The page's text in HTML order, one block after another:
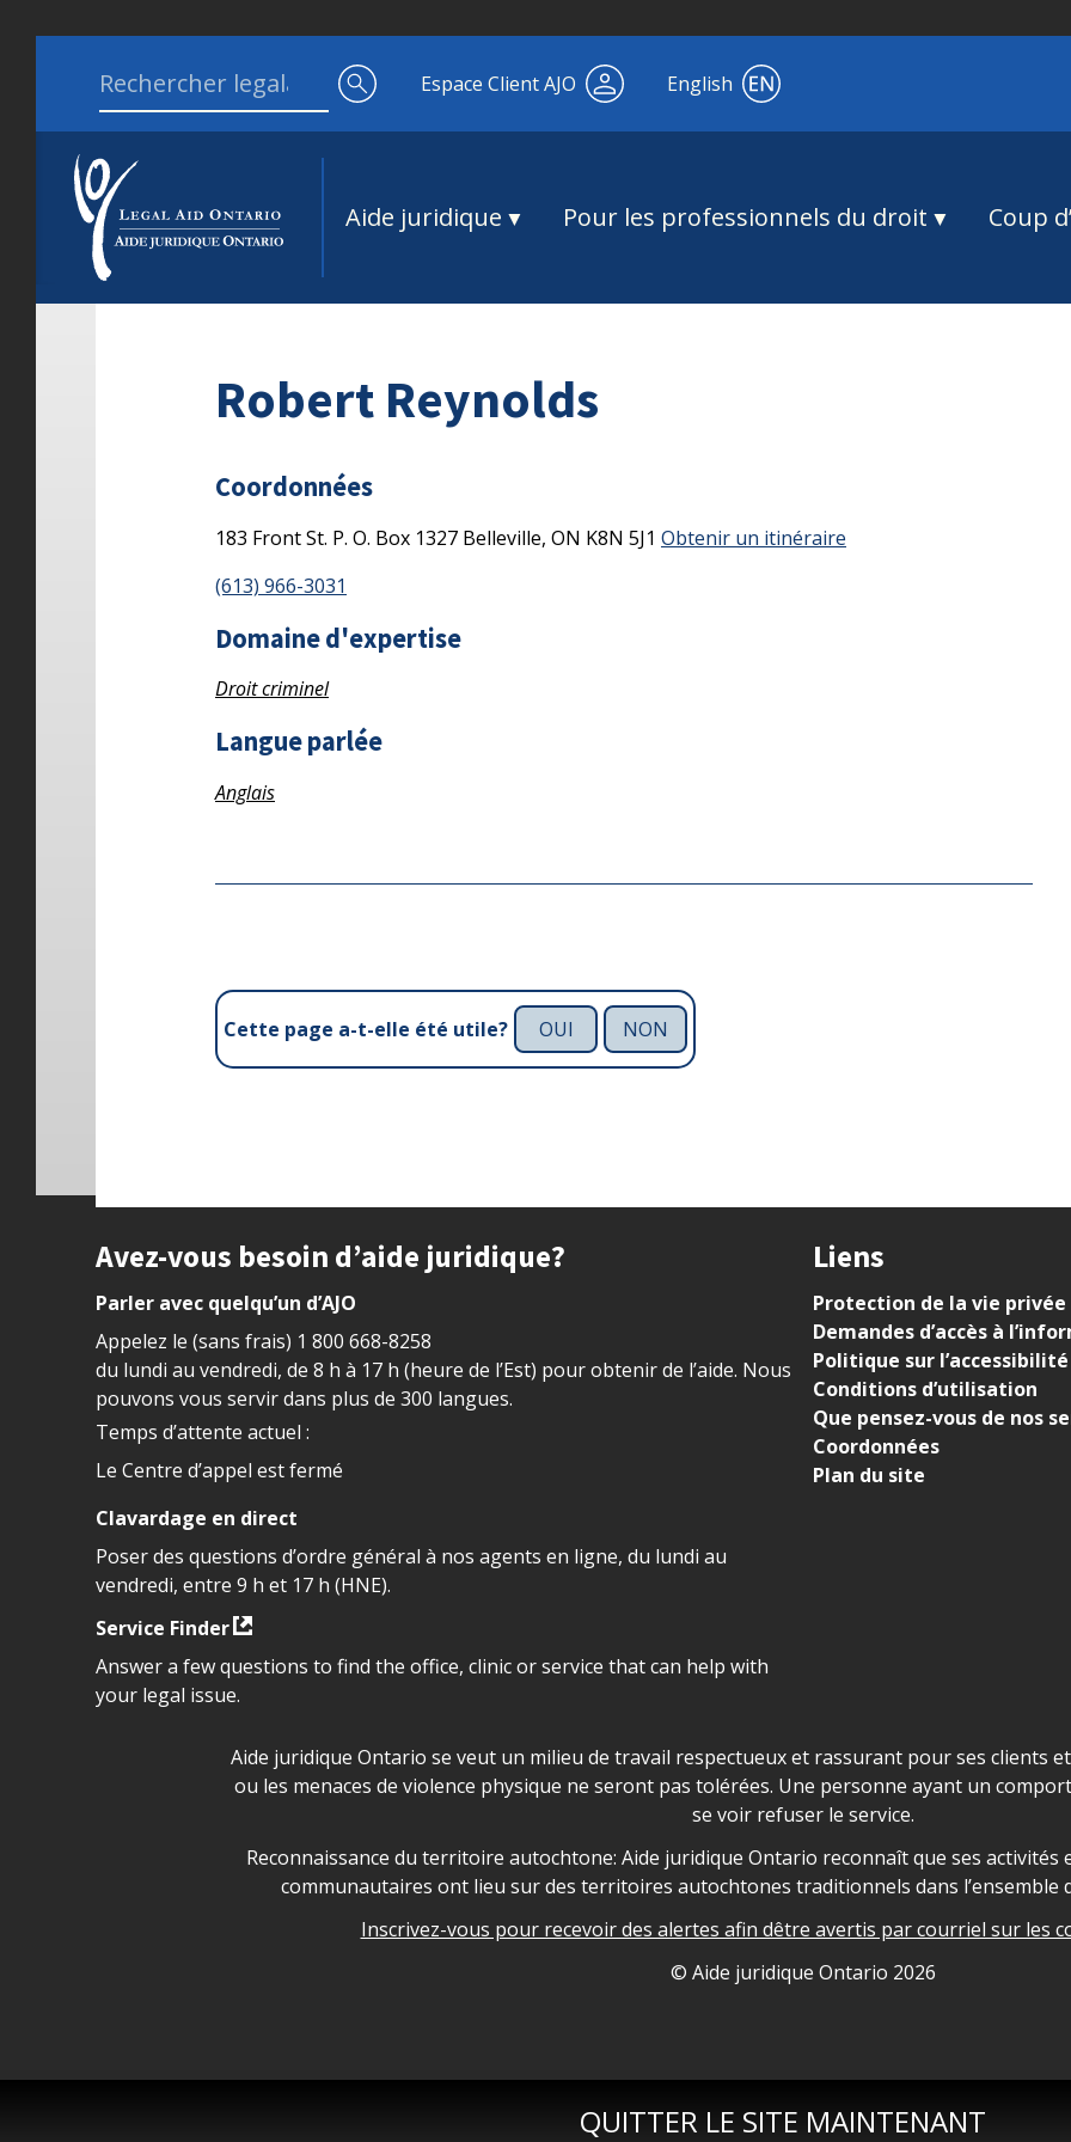
QUITTER LE SITE MAINTENANT
Search for:
Espace Client AJO English
Aide juridique Pour les professionnels du droit Coup
Robert Reynolds
Coordonnées
183 Front St. P. O. Box 1327 Belleville, ON K8N 5J1 Obtenir un itinéraire
(613) 966-3031
Domaine d'expertise
Droit criminel
Langue parlée
Anglais
Cette page a-t-elle été utile? OUI NON
Site footer
Avez-vous besoin d’aide juridique?
Parler avec quelqu’un d’AJO
Appelez le (sans frais) 1 800 668-8258
du lundi au vendredi, de 8 h à 17 h (heure de l’Est) pour obtenir de l’aide. Nous
pouvons vous servir dans plus de 300 langues.
Temps d’attente actuel :
Le Centre d’appel est fermé
Clavardage en direct
Poser des questions d’ordre général à nos agents en ligne, du lundi au
vendredi, entre 9 h et 17 h (HNE).
Service Finder
Answer a few questions to find the office, clinic or service that can help with
your legal issue.
Liens
Protection de la vie privée
Demandes d’accès à
Politique sur l’accessibilité
Conditions d’utilisation
Que pensez-vous de nos
Coordonnées
Plan du site
Déclaration sur la sécurité dans les locaux d'AJO.
Aide juridique Ontario se veut un milieu de travail respectueux et rassurant pour ses clients
ou les menaces de violence physique ne seront pas tolérées. Une personne ayant un
se voir refuser le service.
Legal Aid Ontario land acknowledgement
Reconnaissance du territoire autochtone: Aide juridique Ontario reconnaît que ses activités
communautaires ont lieu sur des territoires autochtones traditionnels dans l’ensemble
Inscrivez-vous pour recevoir des alertes afin dêtre avertis par courriel sur les
© Aide juridique Ontario 2026